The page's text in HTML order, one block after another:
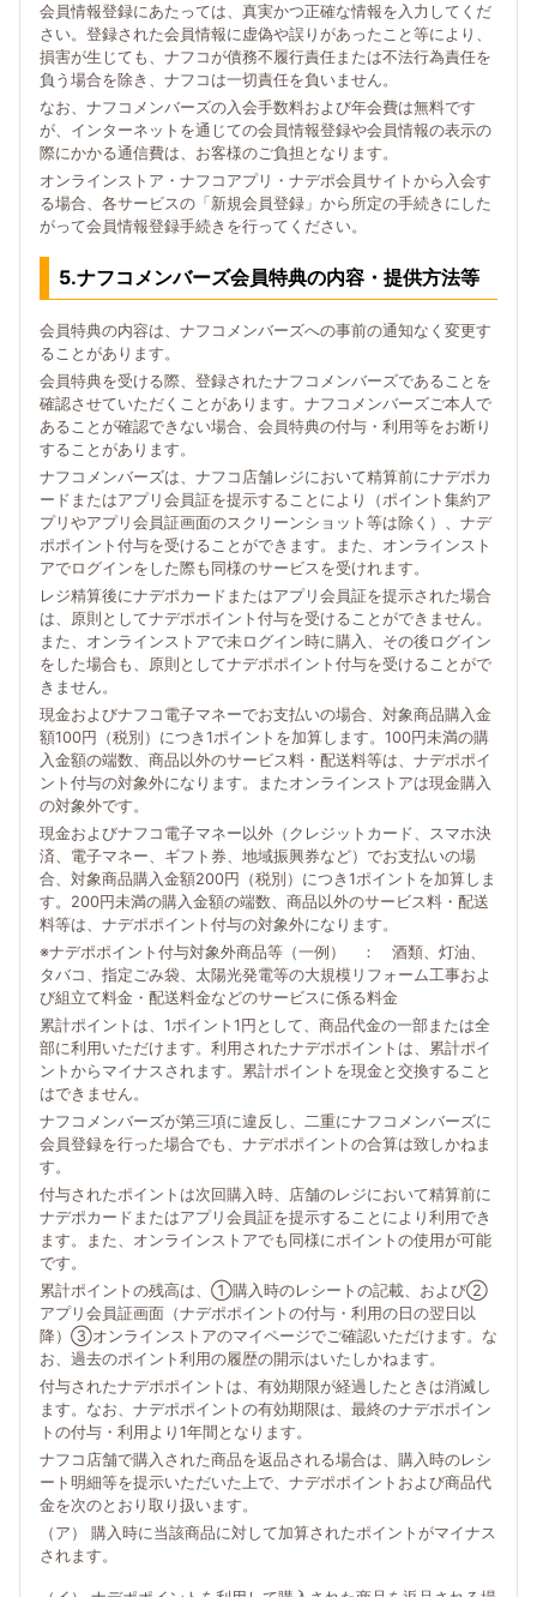
会員情報登録にあたっては、真実かつ正確な情報を入力してくだ
さい。登録された会員情報に虚偽や誤りがあったこと等により、
損害が生じても、ナフコが債務不履行責任または不法行為責任を
負う場合を除き、ナフコは一切責任を負いません。
なお、ナフコメンバーズの入会手数料および年会費は無料です
が、インターネットを通じての会員情報登録や会員情報の表示の
際にかかる通信費は、お客様のご負担となります。
オンラインストア・ナフコアプリ・ナデポ会員サイトから入会す
る場合、各サービスの「新規会員登録」から所定の手続きにした
がって会員情報登録手続きを行ってください。
5.ナフコメンバーズ会員特典の内容・提供方法等
会員特典の内容は、ナフコメンバーズへの事前の通知なく変更す
ることがあります。
会員特典を受ける際、登録されたナフコメンバーズであることを
確認させていただくことがあります。ナフコメンバーズご本人で
あることが確認できない場合、会員特典の付与・利用等をお断り
することがあります。
ナフコメンバーズは、ナフコ店舗レジにおいて精算前にナデポカ
ードまたはアプリ会員証を提示することにより（ポイント集約ア
プリやアプリ会員証画面のスクリーンショット等は除く）、ナデ
ポポイント付与を受けることができます。また、オンラインスト
アでログインをした際も同様のサービスを受けれます。
レジ精算後にナデポカードまたはアプリ会員証を提示された場合
は、原則としてナデポポイント付与を受けることができません。
また、オンラインストアで未ログイン時に購入、その後ログイン
をした場合も、原則としてナデポポイント付与を受けることがで
きません。
現金およびナフコ電子マネーでお支払いの場合、対象商品購入金
額100円（税別）につき1ポイントを加算します。100円未満の購
入金額の端数、商品以外のサービス料・配送料等は、ナデポポイ
ント付与の対象外になります。またオンラインストアは現金購入
の対象外です。
現金およびナフコ電子マネー以外（クレジットカード、スマホ決
済、電子マネー、ギフト券、地域振興券など）でお支払いの場
合、対象商品購入金額200円（税別）につき1ポイントを加算しま
す。200円未満の購入金額の端数、商品以外のサービス料・配送
料等は、ナデポポイント付与の対象外になります。
※ナデポポイント付与対象外商品等（一例） ： 酒類、灯油、
タバコ、指定ごみ袋、太陽光発電等の大規模リフォーム工事およ
び組立て料金・配送料金などのサービスに係る料金
累計ポイントは、1ポイント1円として、商品代金の一部または全
部に利用いただけます。利用されたナデポポイントは、累計ポイ
ントからマイナスされます。累計ポイントを現金と交換すること
はできません。
ナフコメンバーズが第三項に違反し、二重にナフコメンバーズに
会員登録を行った場合でも、ナデポポイントの合算は致しかねま
す。
付与されたポイントは次回購入時、店舗のレジにおいて精算前に
ナデポカードまたはアプリ会員証を提示することにより利用でき
ます。また、オンラインストアでも同様にポイントの使用が可能
です。
累計ポイントの残高は、①購入時のレシートの記載、および②
アプリ会員証画面（ナデポポイントの付与・利用の日の翌日以
降）③オンラインストアのマイページでご確認いただけます。な
お、過去のポイント利用の履歴の開示はいたしかねます。
付与されたナデポポイントは、有効期限が経過したときは消滅し
ます。なお、ナデポポイントの有効期限は、最終のナデポポイン
トの付与・利用より1年間となります。
ナフコ店舗で購入された商品を返品される場合は、購入時のレシ
ート明細等を提示いただいた上で、ナデポポイントおよび商品代
金を次のとおり取り扱います。
（ア） 購入時に当該商品に対して加算されたポイントがマイナス
されます。